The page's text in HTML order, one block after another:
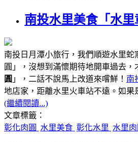
南投水里美食「水
南投日月潭小旅行，我們順遊水里
圓」，沒想到滿懷期待地開車過去
圓 」，二話不說馬上改道來嚐鮮！ 南
地店家， 距離水里火車站不遠 。如
(繼續閱讀...)
文章標籤：
彰化肉圓
水里美食 彰化水里 水里肉